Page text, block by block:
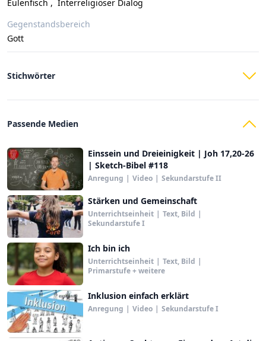
Eulenfisch , Interreligiöser Dialog
Gegenstandsbereich
Gott
Stichwörter
Passende Medien
Einssein und Dreieinigkeit | Joh 17,20-26
| Sketch-Bibel #118
Anregung | Video | Sekundarstufe II
Stärken und Gemeinschaft
Unterrichtseinheit | Text, Bild |
Sekundarstufe I
Ich bin ich
Unterrichtseinheit | Text, Bild |
Primarstufe + weitere
Inklusion einfach erklärt
Anregung | Video | Sekundarstufe I